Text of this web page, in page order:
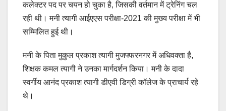
कलेक्टर पद पर चयन हो चुका है, जिसकी वर्तमान में ट्रेनिंग चल
रही थी। मनी त्यागी आईएएस परीक्षा-2021 की मुख्य परीक्षा में भी
सम्मिलित हुई थी।
मनी के पिता मुकुल प्रकाश त्यागी मुजफ्फरनगर में अधिवक्ता है,
शिक्षक कमल त्यागी ने उनका मार्गदर्शन किया। मनी के दादा
स्वर्गीय आनंद प्रकाश त्यागी डीएवी डिग्री कॉलेज के प्राचार्य रहे
थे।